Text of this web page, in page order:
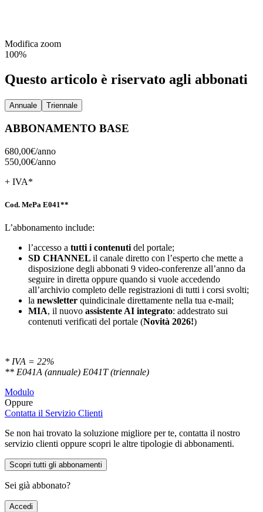
Modifica zoom
100%
Questo articolo è riservato agli abbonati
Annuale Triennale
ABBONAMENTO BASE
680,00€/anno
550,00€/anno
+ IVA*
Cod. MePa E041**
L’abbonamento include:
l’accesso a tutti i contenutidel portale;
SD CHANNEL il canale diretto con l’esperto che mette a
disposizione degli abbonati 9 video-conferenze all’anno da
seguire in diretta oppure quando si vuole accedendo
all’archivio completo delle registrazioni di tutti i corsi svolti;
la newsletter quindicinale direttamente nella tua e-mail;
MIA, il nuovo assistente AI integrato: addestrato sui
contenuti verificati del portale (Novità 2026!)
* IVA = 22%
** E041A (annuale) E041T (triennale)
Modulo
Oppure
Contatta il Servizio Clienti
Se non hai trovato la soluzione migliore per te, contatta il nostro
servizio clienti oppure scopri le altre tipologie di abbonamenti.
Scopri tutti gli abbonamenti
Sei già abbonato?
Accedi